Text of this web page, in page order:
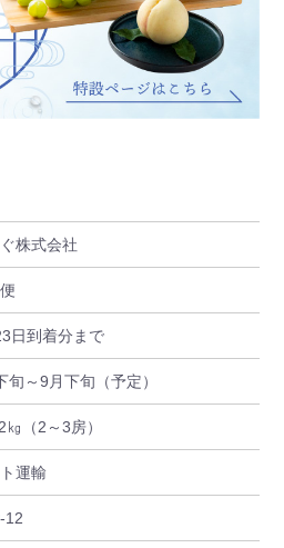
株式会社
日到着分まで
旬～9月下旬（予定）
㎏（2～3房）
運輸
12